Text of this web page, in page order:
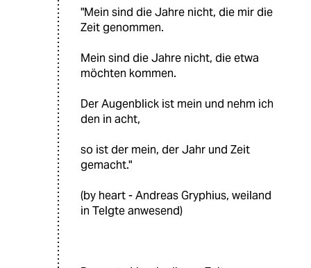
"Mein sind die Jahre nicht, die mir die
Zeit genommen.
Mein sind die Jahre nicht, die etwa
möchten kommen.
Der Augenblick ist mein und nehm ich
den in acht,
so ist der mein, der Jahr und Zeit
gemacht."
(by heart - Andreas Gryphius, weiland
in Telgte anwesend)